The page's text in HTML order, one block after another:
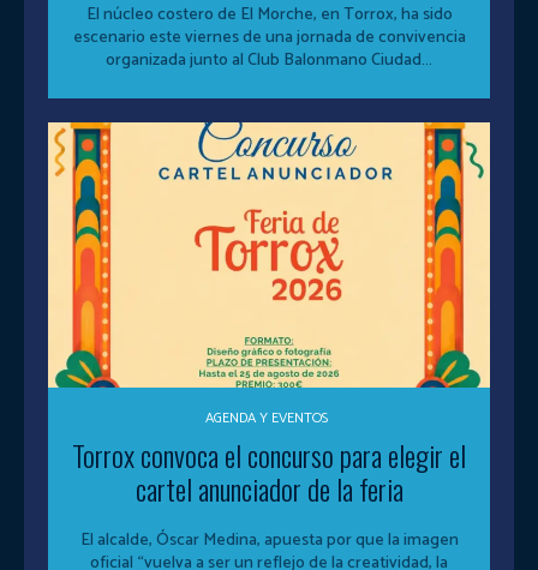
El núcleo costero de El Morche, en Torrox, ha sido
escenario este viernes de una jornada de convivencia
organizada junto al Club Balonmano Ciudad...
AGENDA Y EVENTOS
Torrox convoca el concurso para elegir el
cartel anunciador de la feria
El alcalde, Óscar Medina, apuesta por que la imagen
oficial “vuelva a ser un reflejo de la creatividad, la